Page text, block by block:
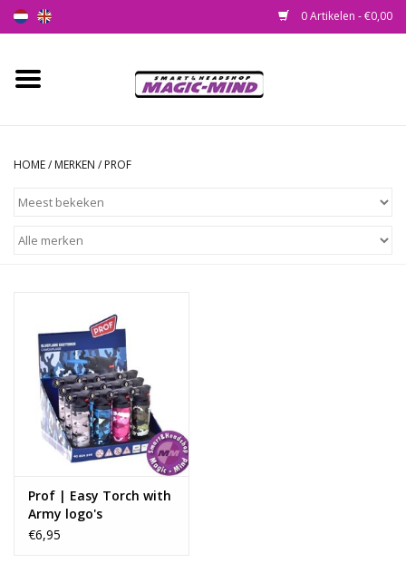
0 Artikelen - €0,00
Home
Headshop
Health Supplies
Psychedelic
Rituals & Wierook
Sale
HOME/ MERKEN / PROF
Prof | Easy Torch with
Army logo's
€6,95